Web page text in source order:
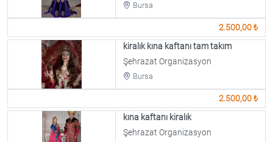
Bursa
2.500,00 ₺
kiralık kına kaftanı tam takım
Şehrazat Organizasyon
Bursa
2.500,00 ₺
kına kaftanı kiralık
Şehrazat Organizasyon